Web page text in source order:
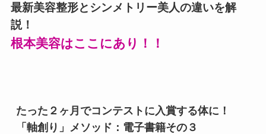
最新美容整形とシンメトリー美人の違いを解
説！
根本美容はここにあり！！
たった２ヶ月でコンテストに入賞する体に！
「軸創り」メソッド：電子書籍その３